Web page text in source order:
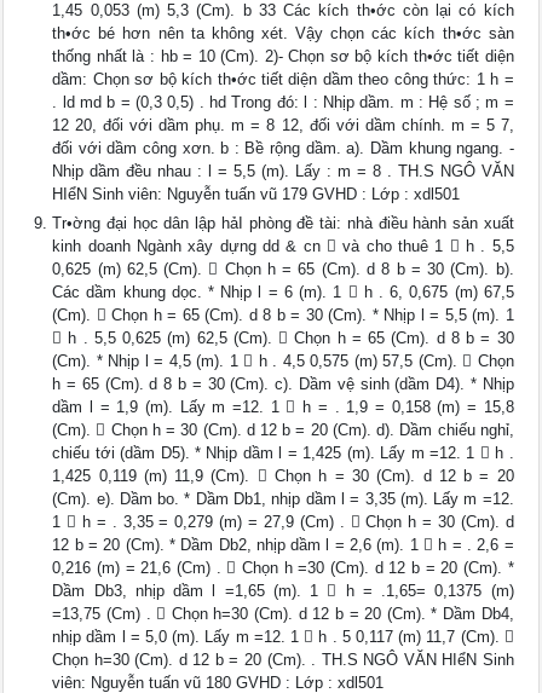
1,45 0,053 (m) 5,3 (Cm). b 33 Các kích th•ớc còn lại có kích
th•ớc bé hơn nên ta không xét. Vậy chọn các kích th•ớc sàn
thống nhất là : hb = 10 (Cm). 2)- Chọn sơ bộ kích th•ớc tiết diện
dầm: Chọn sơ bộ kích th•ớc tiết diện dầm theo công thức: 1 h =
. ld md b = (0,3 0,5) . hd Trong đó: l : Nhịp dầm. m : Hệ số ; m =
12 20, đối với dầm phụ. m = 8 12, đối với dầm chính. m = 5 7,
đối với dầm công xơn. b : Bề rộng dầm. a). Dầm khung ngang. -
Nhịp dầm đều nhau : l = 5,5 (m). Lấy : m = 8 . TH.S NGÔ VĂN
HIểN Sinh viên: Nguyễn tuấn vũ 179 GVHD : Lớp : xdl501
Tr•ờng đại học dân lập hảI phòng đề tài: nhà điều hành sản xuất
kinh doanh Ngành xây dựng dd & cn  và cho thuê 1  h . 5,5
0,625 (m) 62,5 (Cm).  Chọn h = 65 (Cm). d 8 b = 30 (Cm). b).
Các dầm khung dọc. * Nhịp l = 6 (m). 1  h . 6, 0,675 (m) 67,5
(Cm).  Chọn h = 65 (Cm). d 8 b = 30 (Cm). * Nhịp l = 5,5 (m). 1
 h . 5,5 0,625 (m) 62,5 (Cm).  Chọn h = 65 (Cm). d 8 b = 30
(Cm). * Nhịp l = 4,5 (m). 1  h . 4,5 0,575 (m) 57,5 (Cm).  Chọn
h = 65 (Cm). d 8 b = 30 (Cm). c). Dầm vệ sinh (dầm D4). * Nhịp
dầm l = 1,9 (m). Lấy m =12. 1  h = . 1,9 = 0,158 (m) = 15,8
(Cm).  Chọn h = 30 (Cm). d 12 b = 20 (Cm). d). Dầm chiếu nghỉ,
chiếu tới (dầm D5). * Nhịp dầm l = 1,425 (m). Lấy m =12. 1  h .
1,425 0,119 (m) 11,9 (Cm).  Chọn h = 30 (Cm). d 12 b = 20
(Cm). e). Dầm bo. * Dầm Db1, nhịp dầm l = 3,35 (m). Lấy m =12.
1  h = . 3,35 = 0,279 (m) = 27,9 (Cm) .  Chọn h = 30 (Cm). d
12 b = 20 (Cm). * Dầm Db2, nhịp dầm l = 2,6 (m). 1  h = . 2,6 =
0,216 (m) = 21,6 (Cm) .  Chọn h =30 (Cm). d 12 b = 20 (Cm). *
Dầm Db3, nhịp dầm l =1,65 (m). 1  h = .1,65= 0,1375 (m)
=13,75 (Cm) .  Chọn h=30 (Cm). d 12 b = 20 (Cm). * Dầm Db4,
nhịp dầm l = 5,0 (m). Lấy m =12. 1  h . 5 0,117 (m) 11,7 (Cm). 
Chọn h=30 (Cm). d 12 b = 20 (Cm). . TH.S NGÔ VĂN HIểN Sinh
viên: Nguyễn tuấn vũ 180 GVHD : Lớp : xdl501